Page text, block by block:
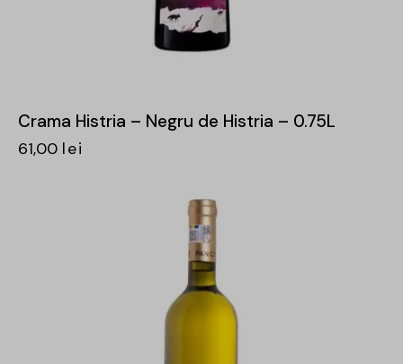
Crama Histria – Negru de Histria – 0.75L
61,00 lei